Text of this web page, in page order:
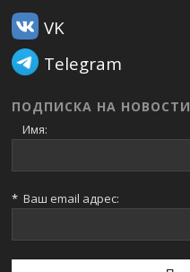
VK
Telegram
ПОДПИСКА НА НОВОСТИ
Имя:
* Ваш email адрес: